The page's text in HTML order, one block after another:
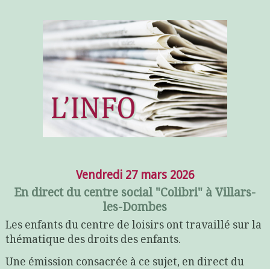
Vendredi 27 mars 2026
En direct du centre social "Colibri" à Villars-
les-Dombes
Les enfants du centre de loisirs ont travaillé sur la
thématique des droits des enfants.
Une émission consacrée à ce sujet, en direct du